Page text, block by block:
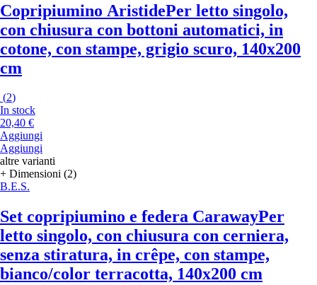
Copripiumino AristidePer letto singolo,
con chiusura con bottoni automatici, in
cotone, con stampe, grigio scuro, 140x200
cm
(2)
In stock
20,40 €
Aggiungi
Aggiungi
altre varianti
+ Dimensioni (2)
B.E.S.
Set copripiumino e federa CarawayPer
letto singolo, con chiusura con cerniera,
senza stiratura, in crêpe, con stampe,
bianco/color terracotta, 140x200 cm